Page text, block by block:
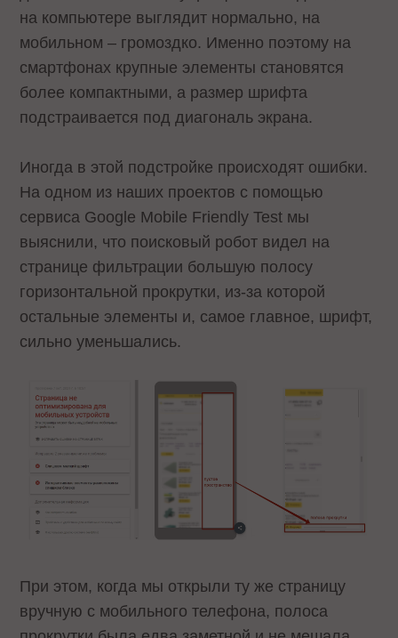
на компьютере выглядит нормально, на
мобильном – громоздко. Именно поэтому на
смартфонах крупные элементы становятся
более компактными, а размер шрифта
подстраивается под диагональ экрана.
Иногда в этой подстройке происходят ошибки.
На одном из наших проектов с помощью
сервиса Google Mobile Friendly Test мы
выяснили, что поисковый робот видел на
странице фильтрации большую полосу
горизонтальной прокрутки, из-за которой
остальные элементы и, самое главное, шрифт,
сильно уменьшались.
При этом, когда мы открыли ту же страницу
вручную с мобильного телефона, полоса